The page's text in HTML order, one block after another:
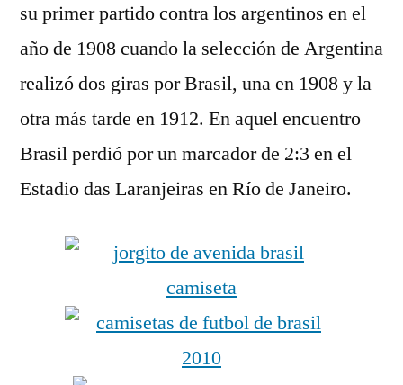
su primer partido contra los argentinos en el
año de 1908 cuando la selección de Argentina
realizó dos giras por Brasil, una en 1908 y la
otra más tarde en 1912. En aquel encuentro
Brasil perdió por un marcador de 2:3 en el
Estadio das Laranjeiras en Río de Janeiro.